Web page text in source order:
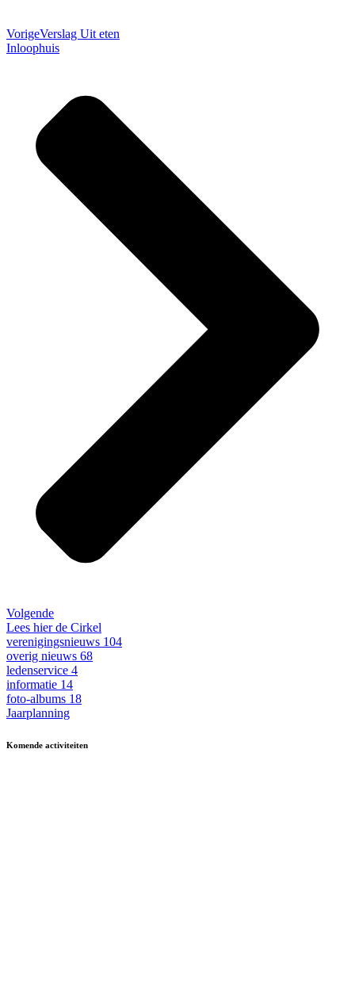
VorigeVerslag Uit eten
Inloophuis
Volgende
Lees hier de Cirkel
verenigingsnieuws 104
overig nieuws 68
ledenservice 4
informatie 14
foto-albums 18
Jaarplanning
Komende activiteiten